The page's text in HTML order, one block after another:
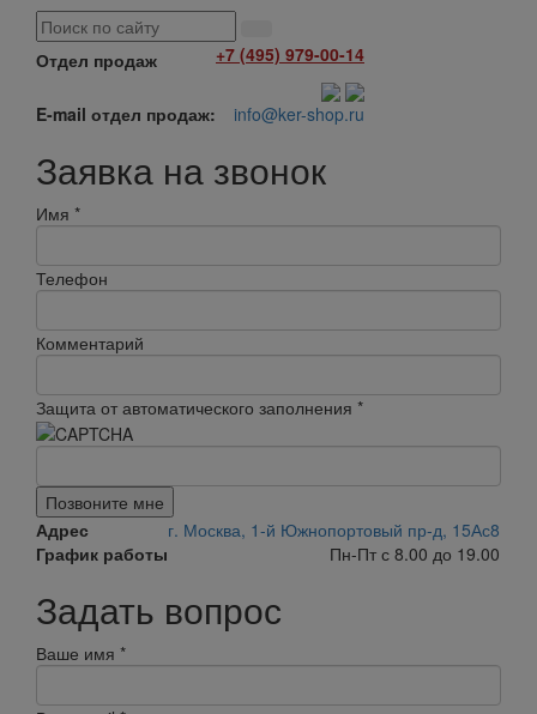
Отдел продаж +7 (495) 979-00-14
E-mail отдел продаж: info@ker-shop.ru
Заявка на звонок
Имя *
Телефон
Комментарий
Защита от автоматического заполнения *
Позвоните мне
Адрес
г. Москва, 1-й Южнопортовый пр-д, 15Ас8
График работы
Пн-Пт с 8.00 до 19.00
Задать вопрос
Ваше имя *